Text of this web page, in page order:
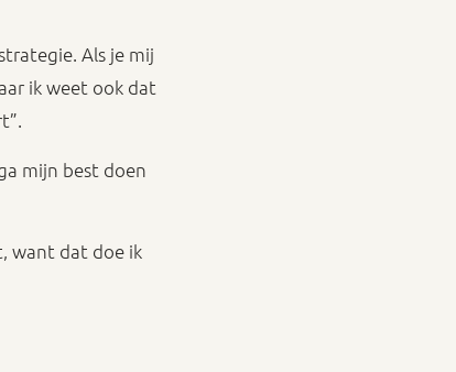
Als je mij
ik weet ook dat
mijn best doen
want dat doe ik